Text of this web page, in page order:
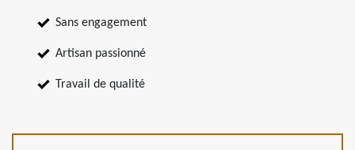
Sans engagement
Artisan passionné
Travail de qualité